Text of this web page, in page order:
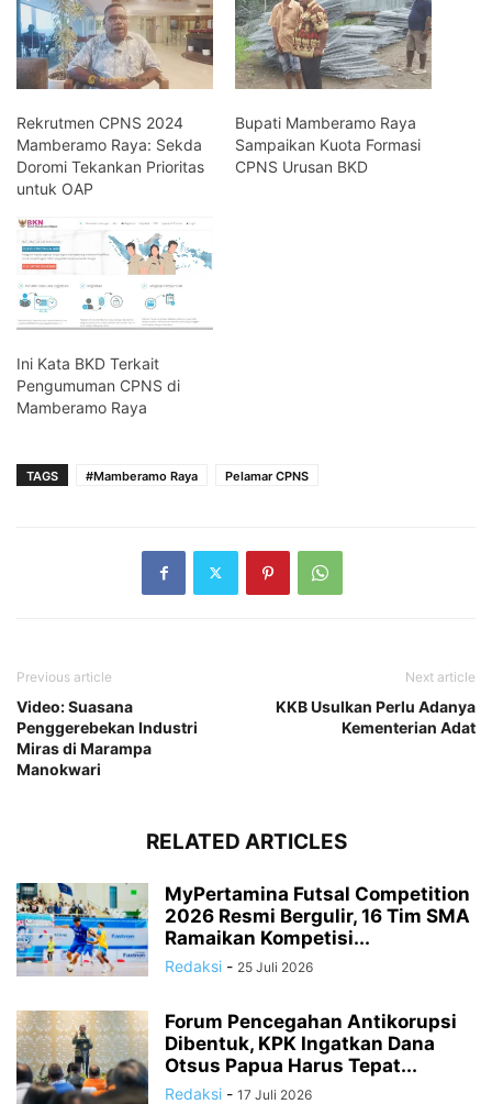
Rekrutmen CPNS 2024
Mamberamo Raya: Sekda
Doromi Tekankan Prioritas
untuk OAP
Bupati Mamberamo Raya
Sampaikan Kuota Formasi
CPNS Urusan BKD
Ini Kata BKD Terkait
Pengumuman CPNS di
Mamberamo Raya
TAGS #Mamberamo Raya Pelamar CPNS
Previous article
Video: Suasana
Penggerebekan Industri
Miras di Marampa
Manokwari
Next article
KKB Usulkan Perlu Adanya
Kementerian Adat
RELATED ARTICLES
MyPertamina Futsal Competition
2026 Resmi Bergulir, 16 Tim SMA
Ramaikan Kompetisi...
Redaksi - 25 Juli 2026
Forum Pencegahan Antikorupsi
Dibentuk, KPK Ingatkan Dana
Otsus Papua Harus Tepat...
Redaksi - 17 Juli 2026